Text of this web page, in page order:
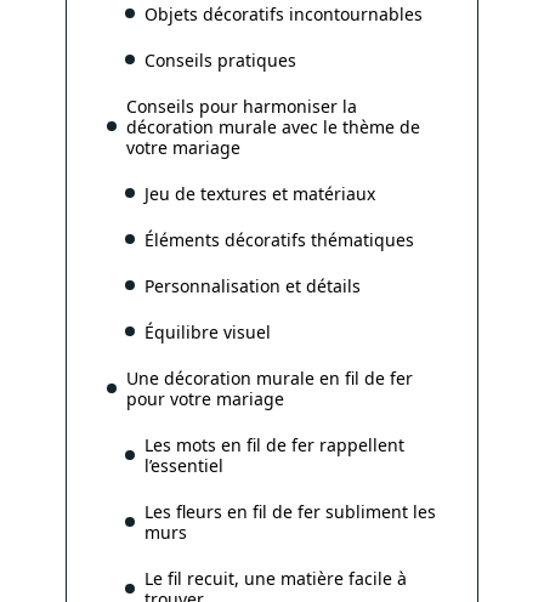
Objets décoratifs incontournables
Conseils pratiques
Conseils pour harmoniser la
décoration murale avec le thème de
votre mariage
Jeu de textures et matériaux
Éléments décoratifs thématiques
Personnalisation et détails
Équilibre visuel
Une décoration murale en fil de fer
pour votre mariage
Les mots en fil de fer rappellent
l’essentiel
Les fleurs en fil de fer subliment les
murs
Le fil recuit, une matière facile à